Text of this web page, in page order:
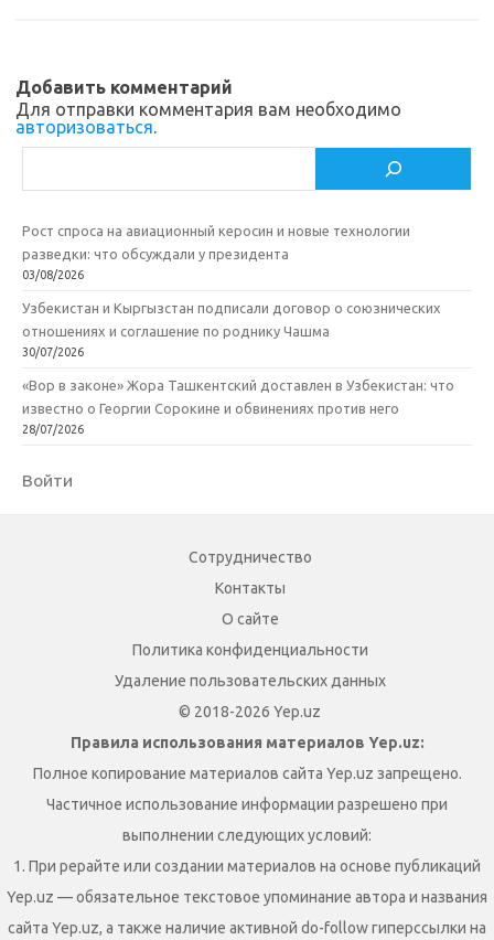
i
k
k
и
т
Добавить комментарий
Для отправки комментария вам необходимо
авторизоваться.
Рост спроса на авиационный керосин и новые технологии
разведки: что обсуждали у президента
03/08/2026
Узбекистан и Кыргызстан подписали договор о союзнических
отношениях и соглашение по роднику Чашма
30/07/2026
«Вор в законе» Жора Ташкентский доставлен в Узбекистан: что
известно о Георгии Сорокине и обвинениях против него
28/07/2026
Войти
Сотрудничество
Контакты
О сайте
Политика конфиденциальности
Удаление пользовательских данных
© 2018-2026 Yep.uz
Правила использования материалов Yep.uz:
Полное копирование материалов сайта Yep.uz запрещено.
Частичное использование информации разрешено при
выполнении следующих условий:
1. При рерайте или создании материалов на основе публикаций
Yep.uz — обязательное текстовое упоминание автора и названия
сайта Yep.uz, а также наличие активной do-follow гиперссылки на